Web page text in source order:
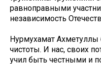
равноправными
независимость
Нурмухамат
чистоты. И нас, своих
учил быть честными и